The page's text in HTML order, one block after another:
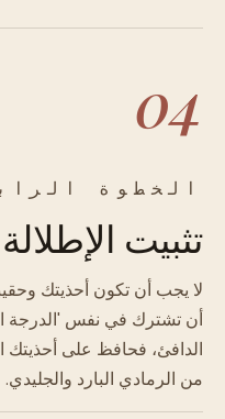
04
الخطوة
تثبيت
لا يجب أن تكون أحذيتك
أن تشترك في نفس 'الدرجة
الدافئ، فحافظ على أحذيتك
من الرمادي البارد والجليدي.